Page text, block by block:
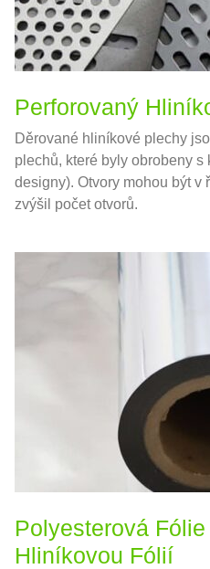
Perforovaný
Děrované hliníkové plechy
plechů, které byly obrobeny
designy). Otvory mohou být v
zvýšil počet otvorů.
Polyesterová
Hliníkovou Fólií